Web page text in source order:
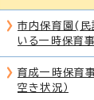
市内保育園(民
いる一時保育
育成一時保育
空き状況）